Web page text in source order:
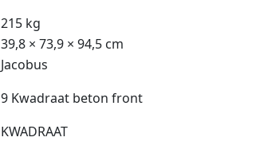
215 kg
39,8 × 73,9 × 94,5 cm
Jacobus
9 Kwadraat beton front
KWADRAAT